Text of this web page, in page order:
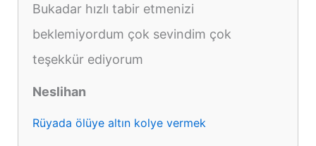
Bukadar hızlı tabir etmenizi
beklemiyordum çok sevindim çok
teşekkür ediyorum
Neslihan
Rüyada ölüye altın kolye vermek